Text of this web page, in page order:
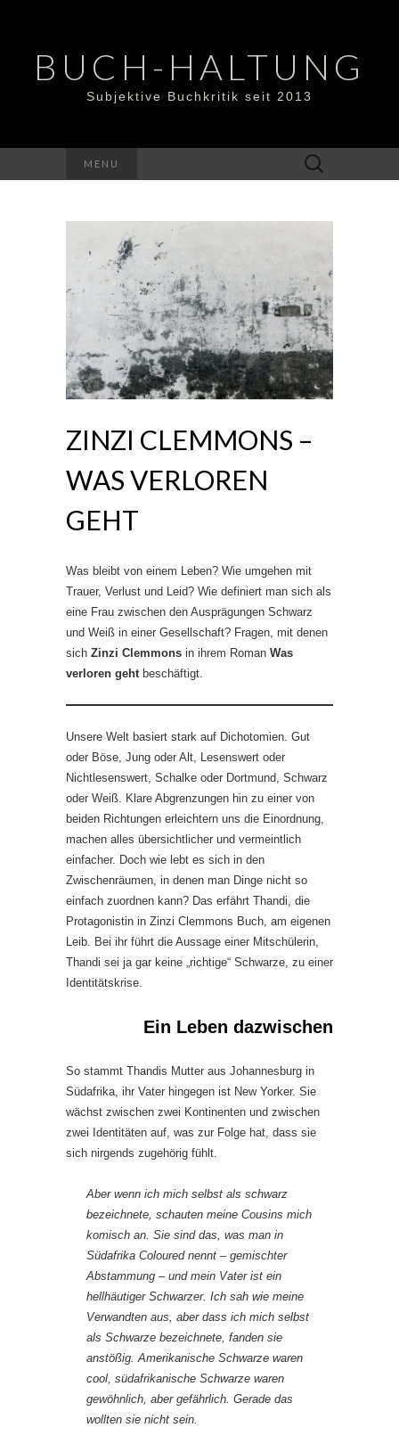
BUCH-HALTUNG
Subjektive Buchkritik seit 2013
MENU
Suchen
nach:
ZINZI CLEMMONS –
WAS VERLOREN
GEHT
Was bleibt von einem Leben? Wie umgehen mit
Trauer, Verlust und Leid? Wie definiert man sich als
eine Frau zwischen den Ausprägungen Schwarz
und Weiß in einer Gesellschaft? Fragen, mit denen
sich Zinzi Clemmons in ihrem Roman Was
verloren geht beschäftigt.
Unsere Welt basiert stark auf Dichotomien. Gut
oder Böse, Jung oder Alt, Lesenswert oder
Nichtlesenswert, Schalke oder Dortmund, Schwarz
oder Weiß. Klare Abgrenzungen hin zu einer von
beiden Richtungen erleichtern uns die Einordnung,
machen alles übersichtlicher und vermeintlich
einfacher. Doch wie lebt es sich in den
Zwischenräumen, in denen man Dinge nicht so
einfach zuordnen kann? Das erfährt Thandi, die
Protagonistin in Zinzi Clemmons Buch, am eigenen
Leib. Bei ihr führt die Aussage einer Mitschülerin,
Thandi sei ja gar keine „richtige“ Schwarze, zu einer
Identitätskrise.
Ein Leben dazwischen
So stammt Thandis Mutter aus Johannesburg in
Südafrika, ihr Vater hingegen ist New Yorker. Sie
wächst zwischen zwei Kontinenten und zwischen
zwei Identitäten auf, was zur Folge hat, dass sie
sich nirgends zugehörig fühlt.
Aber wenn ich mich selbst als schwarz
bezeichnete, schauten meine Cousins mich
komisch an. Sie sind das, was man in
Südafrika Coloured nennt – gemischter
Abstammung – und mein Vater ist ein
hellhäutiger Schwarzer. Ich sah wie meine
Verwandten aus, aber dass ich mich selbst
als Schwarze bezeichnete, fanden sie
anstößig. Amerikanische Schwarze waren
cool, südafrikanische Schwarze waren
gewöhnlich, aber gefährlich. Gerade das
wollten sie nicht sein.